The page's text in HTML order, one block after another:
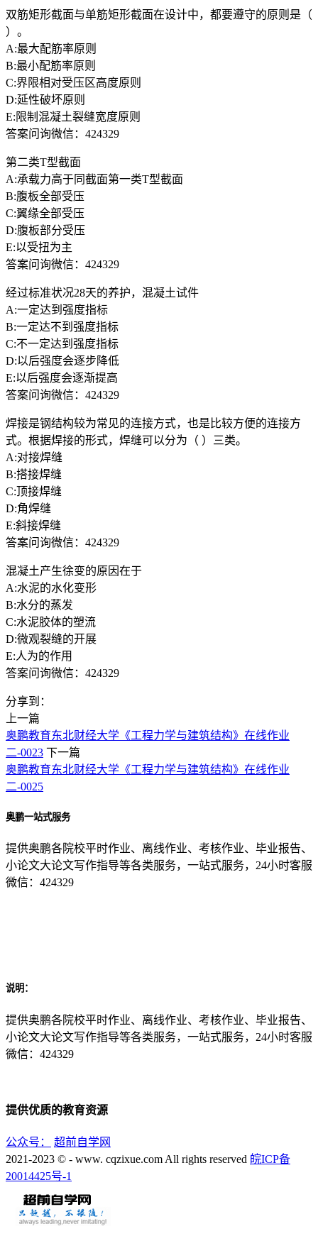
双筋矩形截面与单筋矩形截面在设计中，都要遵守的原则是（
）。
A:最大配筋率原则
B:最小配筋率原则
C:界限相对受压区高度原则
D:延性破坏原则
E:限制混凝土裂缝宽度原则
答案问询微信：424329
第二类T型截面
A:承载力高于同截面第一类T型截面
B:腹板全部受压
C:翼缘全部受压
D:腹板部分受压
E:以受扭为主
答案问询微信：424329
经过标准状况28天的养护，混凝土试件
A:一定达到强度指标
B:一定达不到强度指标
C:不一定达到强度指标
D:以后强度会逐步降低
E:以后强度会逐渐提高
答案问询微信：424329
焊接是钢结构较为常见的连接方式，也是比较方便的连接方
式。根据焊接的形式，焊缝可以分为（ ）三类。
A:对接焊缝
B:搭接焊缝
C:顶接焊缝
D:角焊缝
E:斜接焊缝
答案问询微信：424329
混凝土产生徐变的原因在于
A:水泥的水化变形
B:水分的蒸发
C:水泥胶体的塑流
D:微观裂缝的开展
E:人为的作用
答案问询微信：424329
分享到：
上一篇
奥鹏教育东北财经大学《工程力学与建筑结构》在线作业
二-0023 下一篇
奥鹏教育东北财经大学《工程力学与建筑结构》在线作业
二-0025
奥鹏一站式服务
提供奥鹏各院校平时作业、离线作业、考核作业、毕业报告、
小论文大论文写作指导等各类服务，一站式服务，24小时客服
微信：424329
说明：
提供奥鹏各院校平时作业、离线作业、考核作业、毕业报告、
小论文大论文写作指导等各类服务，一站式服务，24小时客服
微信：424329
提供优质的教育资源
公众号：
超前自学网
2021-2023 © - www. cqzixue.com All rights reserved 皖ICP备
20014425号-1